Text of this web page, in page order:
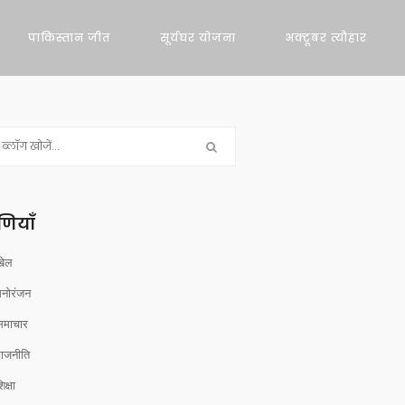
पाकिस्तान जीत सूर्यघर योजना अक्टूबर त्यौहार